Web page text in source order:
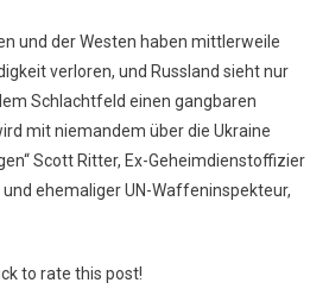
und der Westen haben mittlerweile
verloren, und Russland sieht nur
Schlachtfeld einen gangbaren
mit niemandem über die Ukraine
Scott Ritter, Ex-Geheimdienstoffizier
ehemaliger UN-Waffeninspekteur,
to rate this post!